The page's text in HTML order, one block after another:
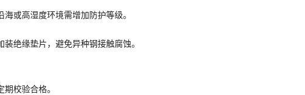
或高湿度环境需增加防护等级。
绝缘垫片，避免异种钢接触腐蚀。
校验合格。